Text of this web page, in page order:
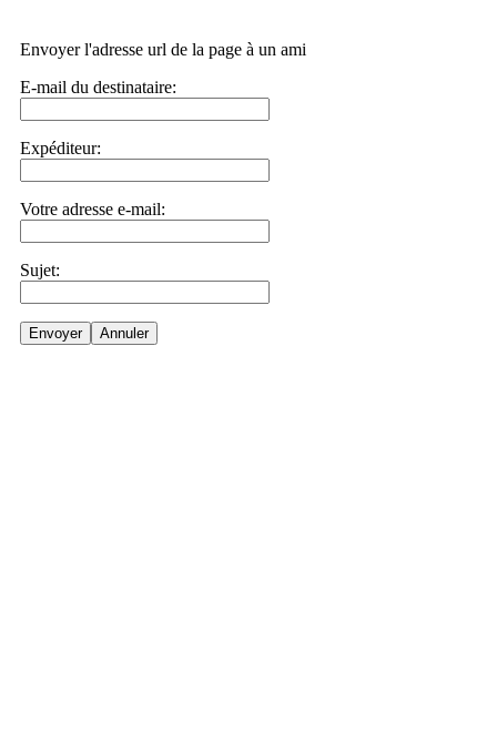
Envoyer l'adresse url de la page à un ami
E-mail du destinataire:
Expéditeur:
Votre adresse e-mail:
Sujet:
Envoyer Annuler